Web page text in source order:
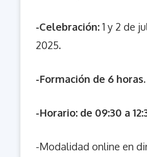
-Celebración:1 y 2 de
2025.
-Formación de 6 horas.
-Horario: de 09:30 a
-Modalidad online en